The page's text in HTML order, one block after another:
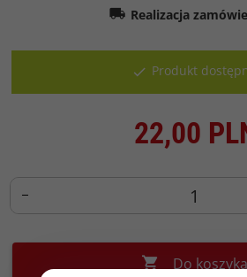
Realizacja
Produkt
22,00
Do